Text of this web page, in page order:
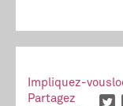
Impliquez-vous
Partagez